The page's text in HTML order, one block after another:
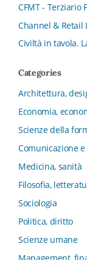
CFMT - Terziario
Channel & Retail
Civiltà in tavola.
Collana del
dell’Economia
Collana di Clinica
Collana di
Collana di Storia
Letteratura per
Collana di Studi e
Collana ISMU
Collana
Categories
Architettura,
Economia,
Scienze della
Comunicazione
Medicina, sanità
Filosofia,
Sociologia
Politica, diritto
Scienze umane
Management,